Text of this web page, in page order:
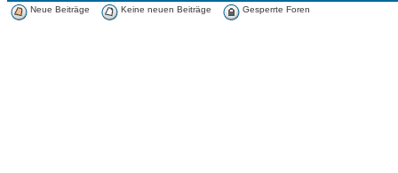
Neue Beiträge
Keine neuen Beiträge Gesperrte Foren